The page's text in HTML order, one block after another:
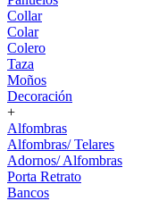
Collar
Colar
Colero
Taza
Moños
Decoración
+
Alfombras
Alfombras/ Telares
Adornos/ Alfombras
Porta Retrato
Bancos